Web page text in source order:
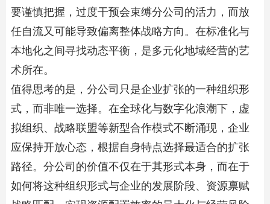
要谨慎把握，过度干预会束缚分公司的活力，而放
任自流又可能导致偏离整体战略方向。在标准化与
本地化之间寻找动态平衡，是多元化地域经营的艺
术所在。
值得思考的是，分公司只是企业扩张的一种组织形
式，而非唯一选择。在全球化与数字化浪潮下，虚
拟组织、战略联盟等新型合作模式不断涌现，企业
应保持开放心态，根据自身特点选择最适合的扩张
路径。分公司的价值不仅在于其形式本身，而在于
如何将这种组织形式与企业的发展阶段、资源禀赋